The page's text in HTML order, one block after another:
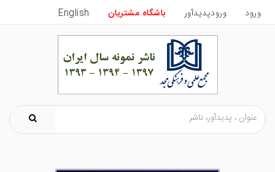
ورود ورودپدیدآور باشگاه مشتریان English